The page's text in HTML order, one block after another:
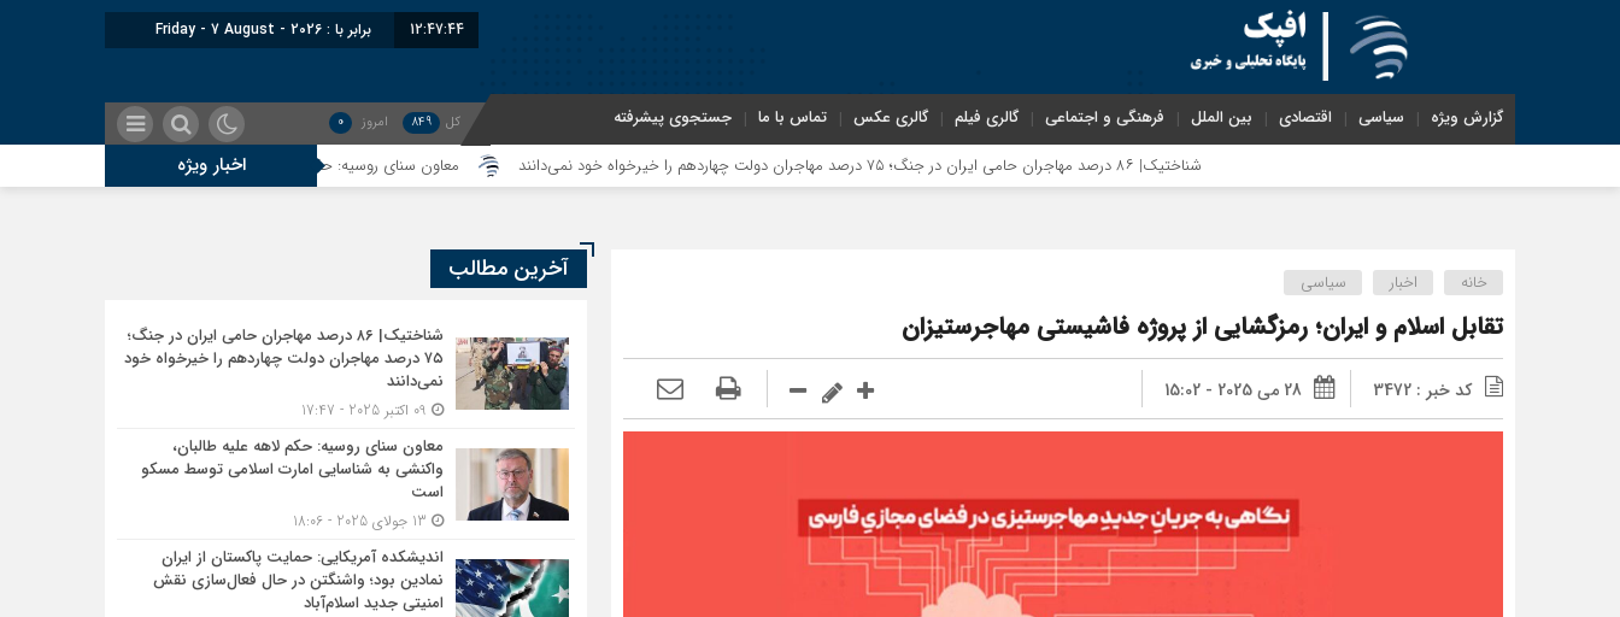
12:47:45 برابر با : Friday - 7 August - 2026
گزارش ویژه سیاسی اقتصادی بین الملل فرهنگی و اجتماعی گالری فیلم گالری عکس تماس با ما جستجوی پیشرفته کل 849 امروز 0
اخبار ویژه
معاون سنای روسیه: حکم لاهه علیه طالبان، واکنشی به شناسایی امارت اسلامی توسط
خانه اخبار سیاسی
تقابل اسلام و ایران؛ رمزگشایی از پروژه فاشیستی مهاجرستیزان
کد خبر : 3472 28 می 2025 - 15:02
آخرین مطالب
شناختیک| ۸۶ درصد مهاجران حامی ایران در جنگ؛
۷۵ درصد مهاجران دولت چهاردهم را خیرخواه خود
نمی‌دانند
معاون سنای روسیه: حکم لاهه علیه طالبان،
واکنشی به شناسایی امارت اسلامی توسط مسکو
است
اندیشکده آمریکایی: حمایت پاکستان از ایران
نمادین بود؛ واشنگتن در حال فعال‌سازی نقش
امنیتی جدید اسلام‌آباد